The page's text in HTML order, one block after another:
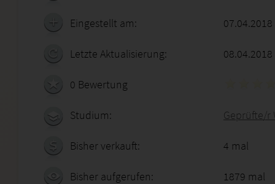
Eingestellt am:
Letzte Aktualisierung: 08.04.2018
0 Bewertung
Studium: Geprüfte/r
Bisher verkauft: 4 mal
Bisher aufgerufen: 1879 mal